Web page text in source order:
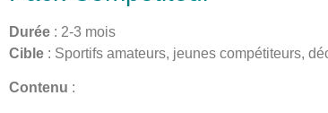
Durée : 2-3 mois
Cible : Sportifs amateurs, jeunes compétiteurs,
Contenu :